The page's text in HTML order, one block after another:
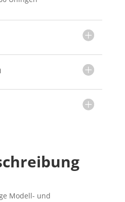
Modell- und